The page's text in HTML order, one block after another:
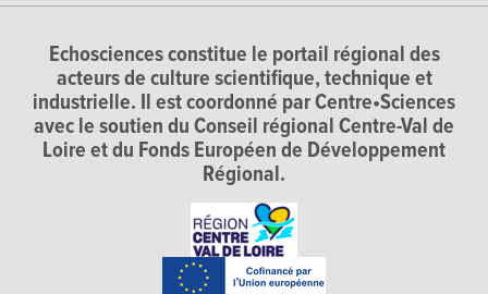
Echosciences constitue le portail régional des
acteurs de culture scientifique, technique et
industrielle. Il est coordonné par Centre•Sciences
avec le soutien du Conseil régional Centre-Val de
Loire et du Fonds Européen de Développement
Régional.